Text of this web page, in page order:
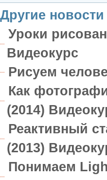
Другие
Уроки
Видеокурс
Рисуем
Как
(2014)
Реактивный
(2013)
Понимаем